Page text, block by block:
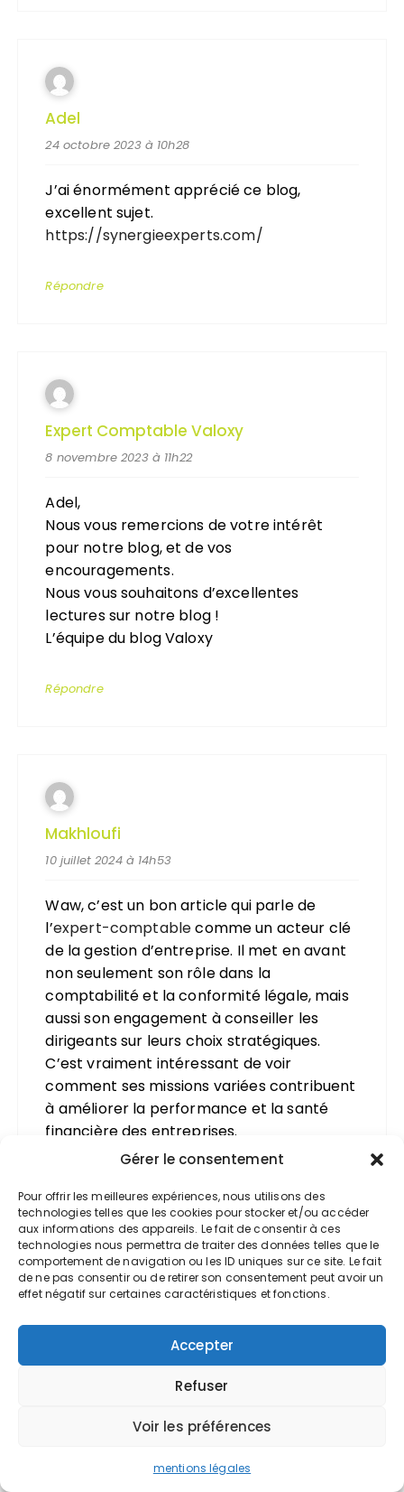
Gérer le consentement
Pour offrir les meilleures expériences, nous utilisons des
technologies telles que les cookies pour stocker et/ou accéder
aux informations des appareils. Le fait de consentir à ces
technologies nous permettra de traiter des données telles que le
comportement de navigation ou les ID uniques sur ce site. Le fait
de ne pas consentir ou de retirer son consentement peut avoir un
effet négatif sur certaines caractéristiques et fonctions.
Accepter
Refuser
Voir les préférences
mentions légales
Adel
24 octobre 2023 à 10h28
J’ai énormément apprécié ce blog,
excellent sujet.
https://synergieexperts.com/
Répondre
Expert Comptable Valoxy
8 novembre 2023 à 11h22
Adel,
Nous vous remercions de votre intérêt
pour notre blog, et de vos
encouragements.
Nous vous souhaitons d’excellentes
lectures sur notre blog !
L’équipe du blog Valoxy
Répondre
Makhloufi
10 juillet 2024 à 14h53
Waw, c’est un bon article qui parle de
l’expert-comptablecomme un acteur clé
de la gestion d’entreprise. Il met en avant
non seulement son rôle dans la
comptabilité et la conformité légale, mais
aussi son engagement à conseiller les
dirigeants sur leurs choix stratégiques.
C’est vraiment intéressant de voir
comment ses missions variées contribuent
à améliorer la performance et la santé
financière des entreprises.
Expert-Comptable Valoxy
Nous vous remercions de votre intérêt